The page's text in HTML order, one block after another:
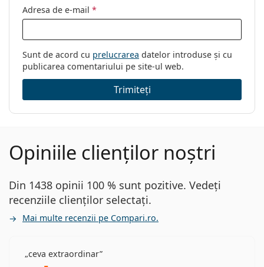
Adresa de e-mail *
Sunt de acord cu prelucrarea datelor introduse și cu
publicarea comentariului pe site-ul web.
Trimiteți
Opiniile clienților noștri
Din 1438 opinii 100 % sunt pozitive. Vedeți
recenziile clienților selectați.
Mai multe recenzii pe Compari.ro.
ceva extraordinar